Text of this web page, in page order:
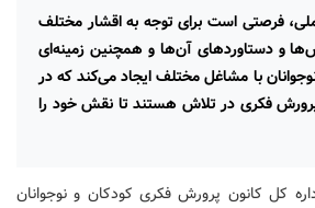
فرصتی است برای توجه به اقشار مختلف
و دستاوردهای آن‌ها و همچنین زمینه‌ای
با مشاغل مختلف ایجاد می‌کند که در
پرورش فکری در تلاش هستند تا نقش خود را
کل کانون پرورش فکری کودکان و نوجوانان